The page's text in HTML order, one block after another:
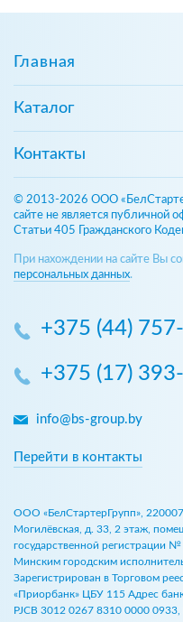
Главная
Каталог
Контакты
© 2013-2026 ООО
сайте не является публичной
Статьи 405 Гражданского
При нахождении на сайте Вы
персональных данных.
+375 (44)
+375 (17)
info@bs-group.by
Перейти в контакты
ООО «БелСтартерГрупп»,
Могилёвская, д. 33, 2 этаж,
государственной регистрации
Минским городским
Зарегистрирован в Торговом
«Приорбанк» ЦБУ 115 Адрес
PJCB 3012 0267 8310 0000